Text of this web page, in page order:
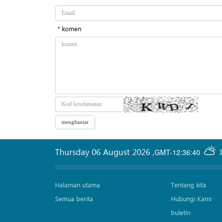
* komen
GMT-12:36:40
Thursday 06 August 2026 ,
Halaman utama
Semua berita
Tentang kita
Hubungi Kami
buletin